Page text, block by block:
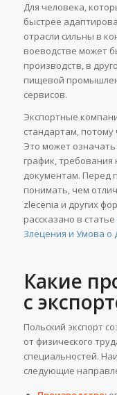
Для человека,
быстрее
отрасли сильны в
воеводстве может
производств, в
пищевой
сервисов.
Экспортные
стандартам,
Это может
график, требования
документам. Перед
понимать, чем
zlecenia и других
рассказано в статье
Злецения и Умова о
Какие
с
Польский экспорт
от физического
специальностей.
следующие